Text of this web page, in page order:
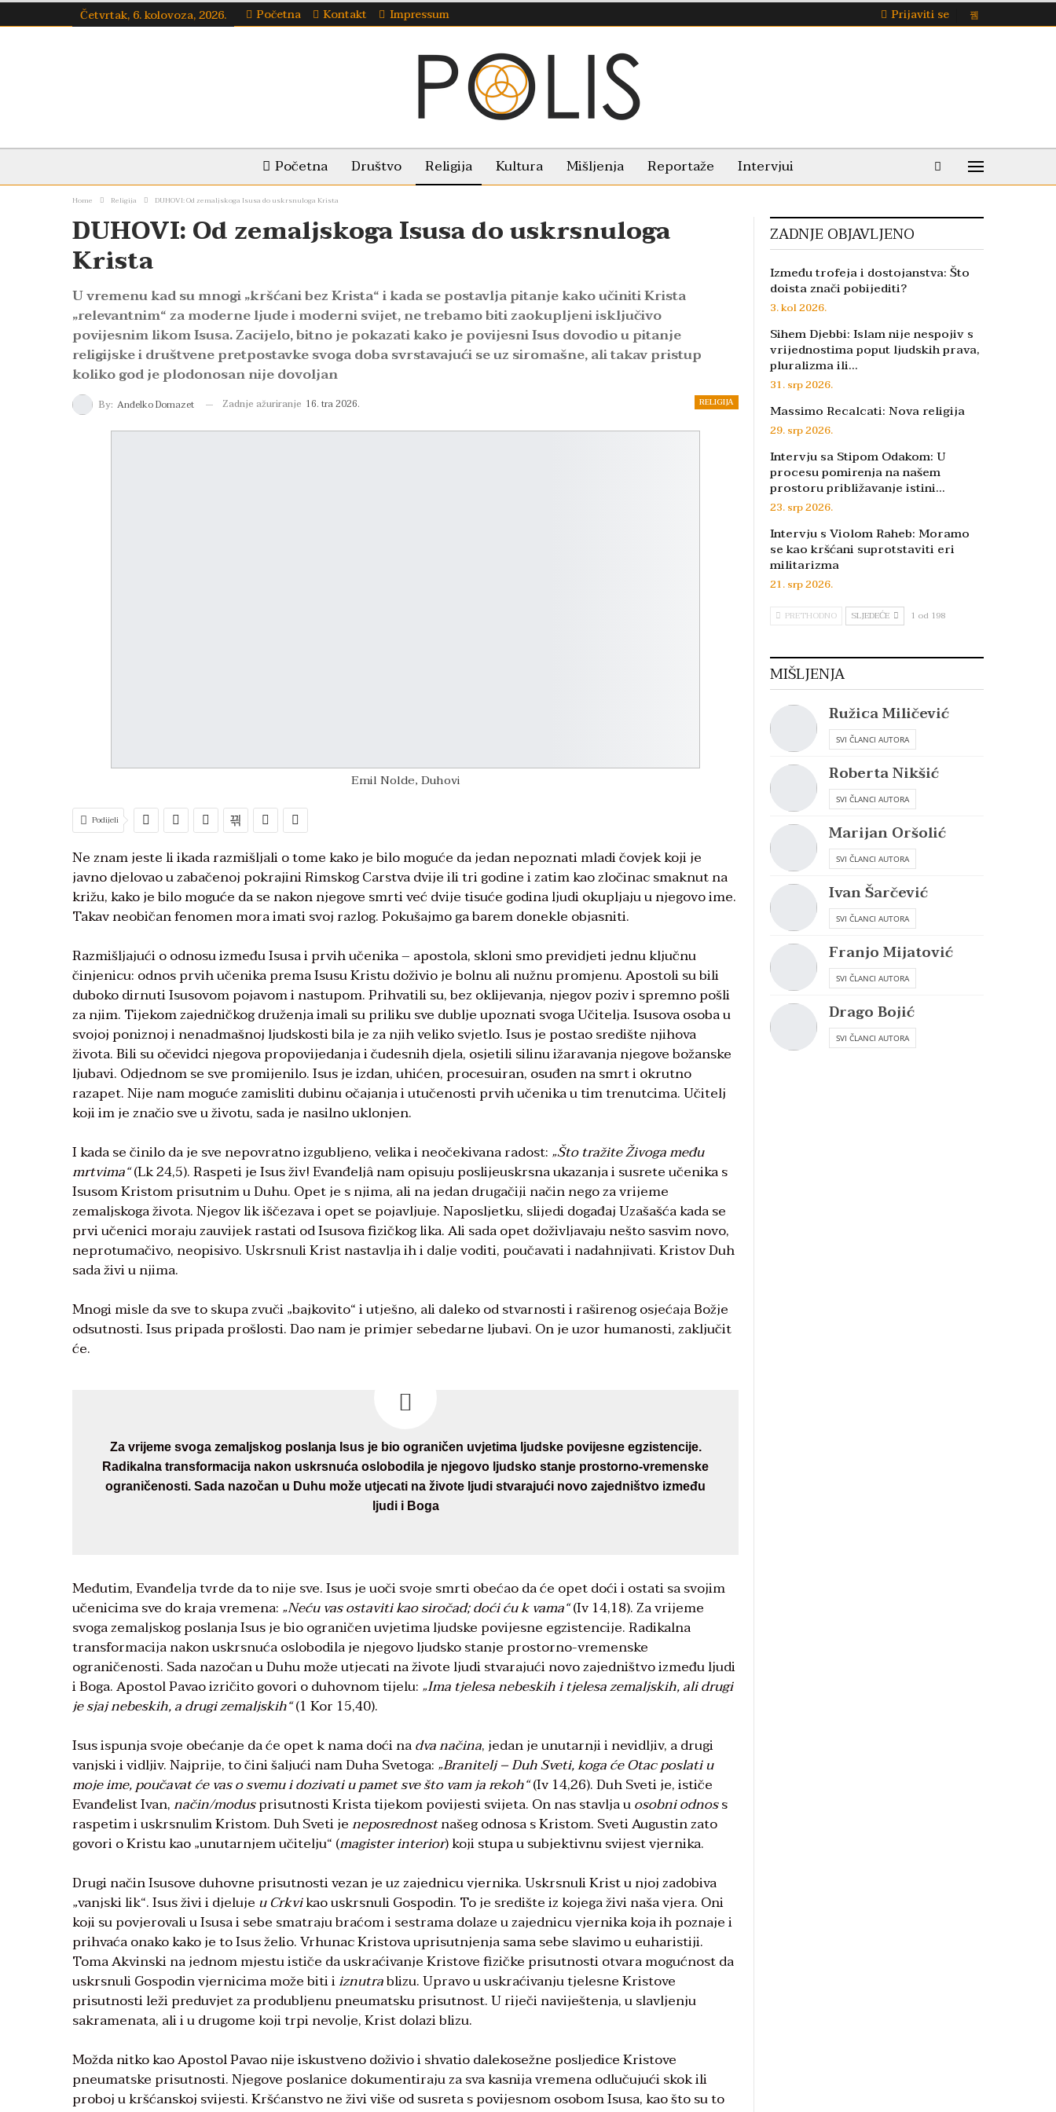
Prijaviti se
Četvrtak, 6. kolovoza, 2026. Početna Kontakt Impressum
Početna Društvo Religija Kultura Mišljenja Reportaže Intervjui
Home Religija DUHOVI: Od zemaljskoga Isusa do uskrsnuloga Krista
DUHOVI: Od zemaljskoga Isusa do uskrsnuloga
Krista
U vremenu kad su mnogi „kršćani bez Krista“ i kada se postavlja pitanje kako učiniti Krista
„relevantnim“ za moderne ljude i moderni svijet, ne trebamo biti zaokupljeni isključivo
povijesnim likom Isusa. Zacijelo, bitno je pokazati kako je povijesni Isus dovodio u pitanje
religijske i društvene pretpostavke svoga doba svrstavajući se uz siromašne, ali takav pristup
koliko god je plodonosan nije dovoljan
RELIGIJA
By: Anđelko Domazet Zadnje ažuriranje 16. tra 2026.
Emil Nolde, Duhovi
Podijeli
Ne znam jeste li ikada razmišljali o tome kako je bilo moguće da jedan nepoznati mladi čovjek koji je
javno djelovao u zabačenoj pokrajini Rimskog Carstva dvije ili tri godine i zatim kao zločinac smaknut na
križu, kako je bilo moguće da se nakon njegove smrti već dvije tisuće godina ljudi okupljaju u njegovo ime.
Takav neobičan fenomen mora imati svoj razlog. Pokušajmo ga barem donekle objasniti.
Razmišljajući o odnosu između Isusa i prvih učenika – apostola, skloni smo previdjeti jednu ključnu
činjenicu: odnos prvih učenika prema Isusu Kristu doživio je bolnu ali nužnu promjenu. Apostoli su bili
duboko dirnuti Isusovom pojavom i nastupom. Prihvatili su, bez oklijevanja, njegov poziv i spremno pošli
za njim. Tijekom zajedničkog druženja imali su priliku sve dublje upoznati svoga Učitelja. Isusova osoba u
svojoj poniznoj i nenadmašnoj ljudskosti bila je za njih veliko svjetlo. Isus je postao središte njihova
života. Bili su očevidci njegova propovijedanja i čudesnih djela, osjetili silinu ižaravanja njegove božanske
ljubavi. Odjednom se sve promijenilo. Isus je izdan, uhićen, procesuiran, osuđen na smrt i okrutno
razapet. Nije nam moguće zamisliti dubinu očajanja i utučenosti prvih učenika u tim trenutcima. Učitelj
koji im je značio sve u životu, sada je nasilno uklonjen.
I kada se činilo da je sve nepovratno izgubljeno, velika i neočekivana radost: „Što tražite Živoga među
mrtvima“(Lk 24,5). Raspeti je Isus živ! Evanđeljâ nam opisuju poslijeuskrsna ukazanja i susrete učenika s
Isusom Kristom prisutnim u Duhu. Opet je s njima, ali na jedan drugačiji način nego za vrijeme
zemaljskoga života. Njegov lik iščezava i opet se pojavljuje. Naposljetku, slijedi događaj Uzašašća kada se
prvi učenici moraju zauvijek rastati od Isusova fizičkog lika. Ali sada opet doživljavaju nešto sasvim novo,
neprotumačivo, neopisivo. Uskrsnuli Krist nastavlja ih i dalje voditi, poučavati i nadahnjivati. Kristov Duh
sada živi u njima.
Mnogi misle da sve to skupa zvuči „bajkovito“ i utješno, ali daleko od stvarnosti i raširenog osjećaja Božje
odsutnosti. Isus pripada prošlosti. Dao nam je primjer sebedarne ljubavi. On je uzor humanosti, zaključit
će.
Za vrijeme svoga zemaljskog poslanja Isus je bio ograničen uvjetima ljudske povijesne egzistencije.
Radikalna transformacija nakon uskrsnuća oslobodila je njegovo ljudsko stanje prostorno-vremenske
ograničenosti. Sada nazočan u Duhu može utjecati na živote ljudi stvarajući novo zajedništvo između
ljudi i Boga
Međutim, Evanđelja tvrde da to nije sve. Isus je uoči svoje smrti obećao da će opet doći i ostati sa svojim
učenicima sve do kraja vremena: „Neću vas ostaviti kao siročad; doći ću k vama“(Iv 14,18). Za vrijeme
svoga zemaljskog poslanja Isus je bio ograničen uvjetima ljudske povijesne egzistencije. Radikalna
transformacija nakon uskrsnuća oslobodila je njegovo ljudsko stanje prostorno-vremenske
ograničenosti. Sada nazočan u Duhu može utjecati na živote ljudi stvarajući novo zajedništvo između ljudi
i Boga. Apostol Pavao izričito govori o duhovnom tijelu: „Ima tjelesa nebeskih i tjelesa zemaljskih, ali drugi
je sjaj nebeskih, a drugi zemaljskih“(1 Kor 15,40).
Isus ispunja svoje obećanje da će opet k nama doći nadva načina, jedan je unutarnji i nevidljiv, a drugi
vanjski i vidljiv. Najprije, to čini šaljući nam Duha Svetoga: „Branitelj – Duh Sveti, koga će Otac poslati u
moje ime, poučavat će vas o svemu i dozivati u pamet sve što vam ja rekoh“(Iv 14,26). Duh Sveti je, ističe
Evanđelist Ivan,način/modusprisutnosti Krista tijekom povijesti svijeta. On nas stavlja uosobni odnoss
raspetim i uskrsnulim Kristom. Duh Sveti jeneposrednostnašeg odnosa s Kristom. Sveti Augustin zato
govori o Kristu kao „unutarnjem učitelju“ (magister interior) koji stupa u subjektivnu svijest vjernika.
Drugi način Isusove duhovne prisutnosti vezan je uz zajednicu vjernika. Uskrsnuli Krist u njoj zadobiva
„vanjski lik“. Isus živi i djeluje u Crkvikao uskrsnuli Gospodin. To je središte iz kojega živi naša vjera. Oni
koji su povjerovali u Isusa i sebe smatraju braćom i sestrama dolaze u zajednicu vjernika koja ih poznaje i
prihvaća onako kako je to Isus želio. Vrhunac Kristova uprisutnjenja sama sebe slavimo u euharistiji.
Toma Akvinski na jednom mjestu ističe da uskraćivanje Kristove fizičke prisutnosti otvara mogućnost da
uskrsnuli Gospodin vjernicima može biti iiznutrablizu. Upravo u uskraćivanju tjelesne Kristove
prisutnosti leži preduvjet za produbljenu pneumatsku prisutnost. U riječi naviještenja, u slavljenju
sakramenata, ali i u drugome koji trpi nevolje, Krist dolazi blizu.
Možda nitko kao Apostol Pavao nije iskustveno doživio i shvatio dalekosežne posljedice Kristove
pneumatske prisutnosti. Njegove poslanice dokumentiraju za sva kasnija vremena odlučujući skok ili
proboj u kršćanskoj svijesti. Kršćanstvo ne živi više od susreta s povijesnom osobom Isusa, kao što su to
ZADNJE OBJAVLJENO
Između trofeja i dostojanstva: Što
doista znači pobijediti?
3. kol 2026.
Sihem Djebbi: Islam nije nespojiv s
vrijednostima poput ljudskih prava,
pluralizma ili…
31. srp 2026.
Massimo Recalcati: Nova religija
29. srp 2026.
Intervju sa Stipom Odakom: U
procesu pomirenja na našem
prostoru približavanje istini…
23. srp 2026.
Intervju s Violom Raheb: Moramo
se kao kršćani suprotstaviti eri
militarizma
21. srp 2026.
PRETHODNO SLJEDEĆE 1 od 198
MIŠLJENJA
Ružica Miličević
SVI ČLANCI AUTORA
Roberta Nikšić
SVI ČLANCI AUTORA
Marijan Oršolić
SVI ČLANCI AUTORA
Ivan Šarčević
SVI ČLANCI AUTORA
Franjo Mijatović
SVI ČLANCI AUTORA
Drago Bojić
SVI ČLANCI AUTORA